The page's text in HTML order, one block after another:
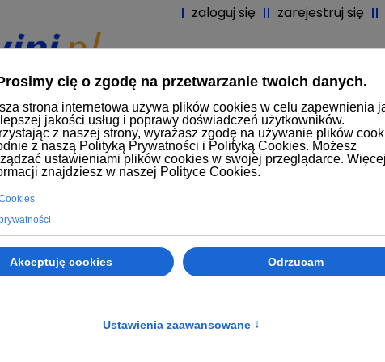
zaloguj się zarejestruj się
Produkty Producenci Nowości